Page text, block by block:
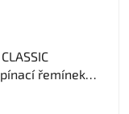
řemínek